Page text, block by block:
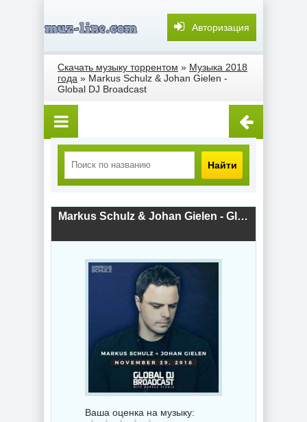
Авторизация
Скачать музыку торрентом » Музыка 2018
года » Markus Schulz & Johan Gielen -
Global DJ Broadcast
Найти
Markus Schulz & Johan Gielen - Global DJ Broadcast (2018) скачать торрент
Ваша оценка на музыку: